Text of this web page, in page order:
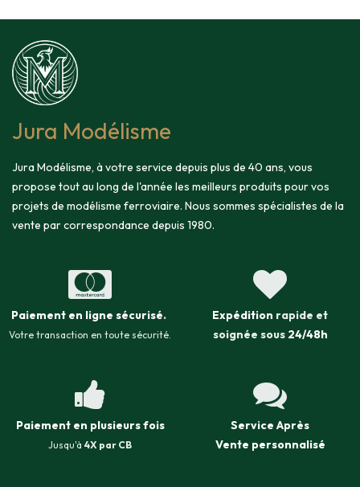
Jura Modélisme
Jura Modélisme, à votre service depuis plus de 40 ans, vous
propose tout au long de l'année les meilleurs produits pour vos
projets de modélisme ferroviaire. Nous sommes spécialistes de la
vente par correspondance depuis 1980.
Paiement en ligne sécurisé.
Votre transaction en toute sécurité.
Expédition rapide et
soignée sous 24/48h
Paiement en plusieurs fois
Jusqu'à 4X par CB
Service Après
Vente personnalisé